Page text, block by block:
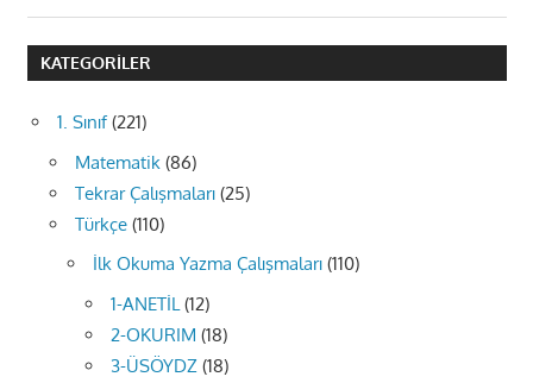
KATEGORILER
1. Sınıf(221)
Matematik (86)
Tekrar Çalışmaları (25)
Türkçe (110)
İlk Okuma Yazma Çalışmaları (110)
1-ANETİL (12)
2-OKURIM (18)
3-ÜSÖYDZ (18)